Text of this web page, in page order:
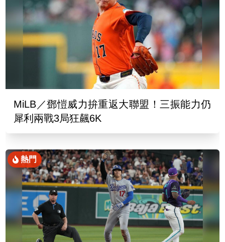
MiLB／鄧愷威力拚重返大聯盟！三振能力仍
犀利兩戰3局狂飆6K
熱門